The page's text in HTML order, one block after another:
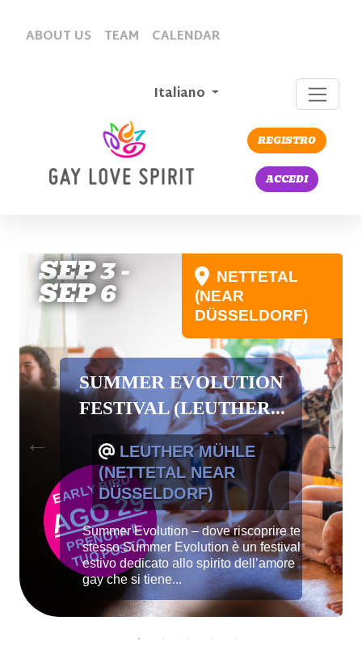
ABOUT US TEAM CALENDAR
Italiano
REGISTRO
ACCEDI
EARLY BIRD
AGO 29
P
R
E
N
O
T
A I
L
T
U
O
P
O
S
T
O
SEP 3 -
SEP 6
NETTETAL
(NEAR
DÜSSELDORF)
SUMMER EVOLUTION
FESTIVAL (LEUTHER...
LEUTHER MÜHLE
(NETTETAL NEAR
DÜSSELDORF)
Summer Evolution – dove riscoprire te
stesso Summer Evolution è un festival
estivo dedicato allo spirito dell’amore
gay che si tiene...